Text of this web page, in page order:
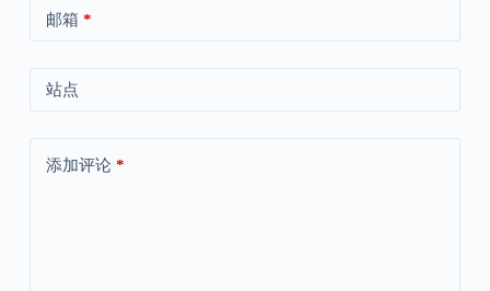
邮箱 *
站点
添加评论*